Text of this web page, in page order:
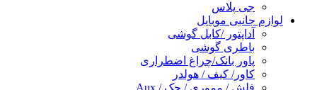
جی پلاس
لوازم جانبی موبایل
آداپتور /کابل گوشی
باطری گوشی
پاور بانک/چراغ اضطراری
کاور/ کیف / هولدر
فلش / مموری / جک / Aux